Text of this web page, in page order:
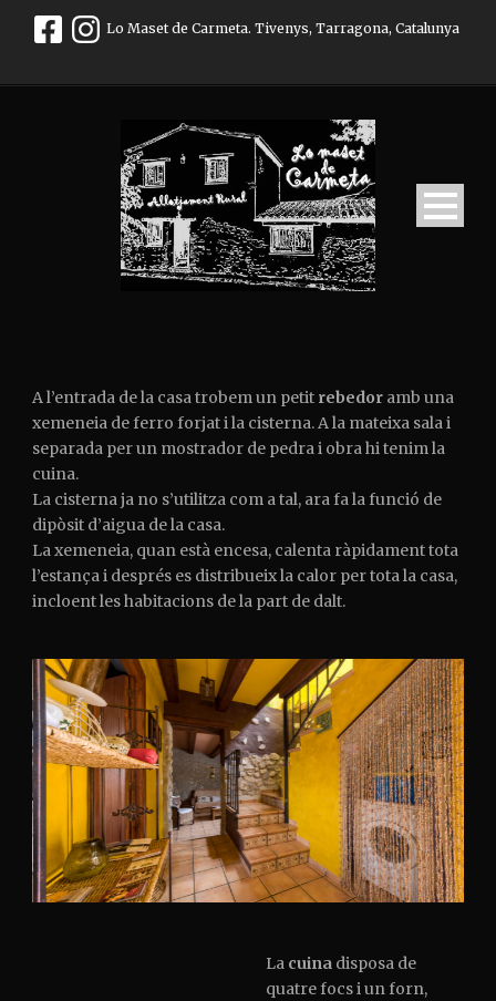
Lo Maset de Carmeta. Tivenys, Tarragona, Catalunya
A l’entrada de la casa trobem un petit rebedor amb una
xemeneia de ferro forjat i la cisterna. A la mateixa sala i
separada per un mostrador de pedra i obra hi tenim la
cuina.
La cisterna ja no s’utilitza com a tal, ara fa la funció de
dipòsit d’aigua de la casa.
La xemeneia, quan està encesa, calenta ràpidament tota
l’estança i després es distribueix la calor per tota la casa,
incloent les habitacions de la part de dalt.
La cuinadisposa de
quatre focs i un forn,